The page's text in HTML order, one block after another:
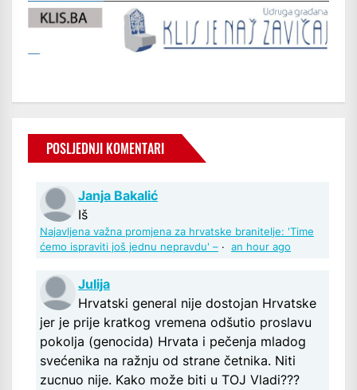
POSLJEDNJI KOMENTARI
Janja Bakalić
Iš
Najavljena važna promjena za hrvatske branitelje: 'Time
ćemo ispraviti još jednu nepravdu' – · an hour ago
Julija
Hrvatski general nije dostojan Hrvatske
jer je prije kratkog vremena odšutio proslavu
pokolja (genocida) Hrvata i pečenja mladog
svećenika na ražnju od strane četnika. Niti
zucnuo nije. Kako može biti u TOJ Vladi???